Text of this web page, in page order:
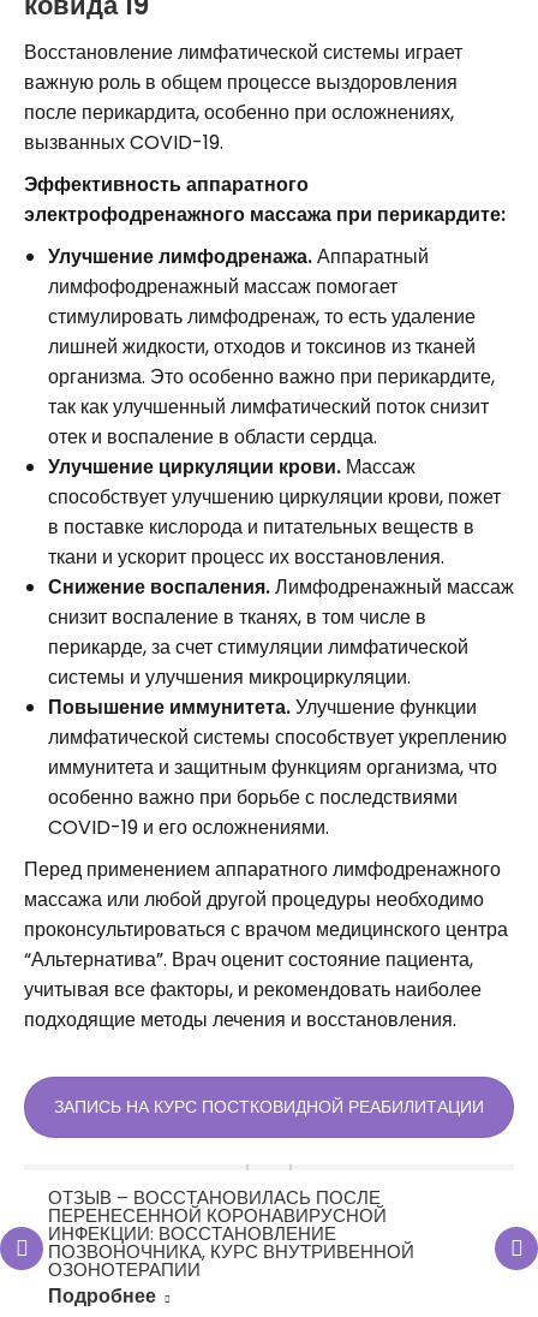
Восстановление лимфатической системы играет
важную роль в общем процессе выздоровления
после перикардита, особенно при осложнениях,
вызванных COVID-19.
Эффективность аппаратного
электрофодренажного массажа при перикардите:
Улучшение лимфодренажа.Аппаратный
лимфофодренажный массаж помогает
стимулировать лимфодренаж, то есть удаление
лишней жидкости, отходов и токсинов из тканей
организма. Это особенно важно при перикардите,
так как улучшенный лимфатический поток снизит
отек и воспаление в области сердца.
Улучшение циркуляции крови. Массаж
способствует улучшению циркуляции крови, пожет
в поставке кислорода и питательных веществ в
ткани и ускорит процесс их восстановления.
Снижение воспаления.Лимфодренажный массаж
снизит воспаление в тканях, в том числе в
перикарде, за счет стимуляции лимфатической
системы и улучшения микроциркуляции.
Повышение иммунитета.Улучшение функции
лимфатической системы способствует укреплению
иммунитета и защитным функциям организма, что
особенно важно при борьбе с последствиями
COVID-19 и его осложнениями.
Перед применением аппаратного лимфодренажного
массажа или любой другой процедуры необходимо
проконсультироваться с врачом медицинского центра
“Альтернатива”. Врач оценит состояние пациента,
учитывая все факторы, и рекомендовать наиболее
подходящие методы лечения и восстановления.
ЗАПИСЬ НА КУРС ПОСТКОВИДНОЙ РЕАБИЛИТАЦИИ
ОТЗЫВ – ВОССТАНОВИЛАСЬ ПОСЛЕ
ПЕРЕНЕСЕННОЙ КОРОНАВИРУСНОЙ
ИНФЕКЦИИ: ВОССТАНОВЛЕНИЕ
ПОЗВОНОЧНИКА, КУРС ВНУТРИВЕННОЙ
ОЗОНОТЕРАПИИ
Подробнее